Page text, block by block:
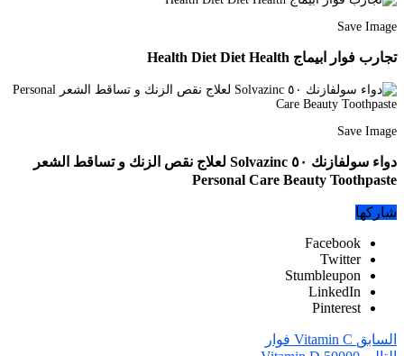
Save Image
تجارب فوار ابيماج Health Diet Diet Health
Save Image
دواء سولفازنك ٥٠ Solvazinc لعلاج نقص الزنك و تساقط الشعر
Personal Care Beauty Toothpaste
شاركها
Facebook
Twitter
Stumbleupon
LinkedIn
Pinterest
السابق